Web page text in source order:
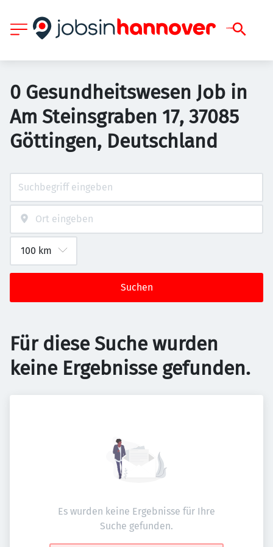
0 Gesundheitswesen Job in
Am Steinsgraben 17, 37085
Göttingen, Deutschland
Suchen
Für diese Suche wurden
keine Ergebnisse gefunden.
Es wurden keine Ergebnisse für Ihre
Suche gefunden.